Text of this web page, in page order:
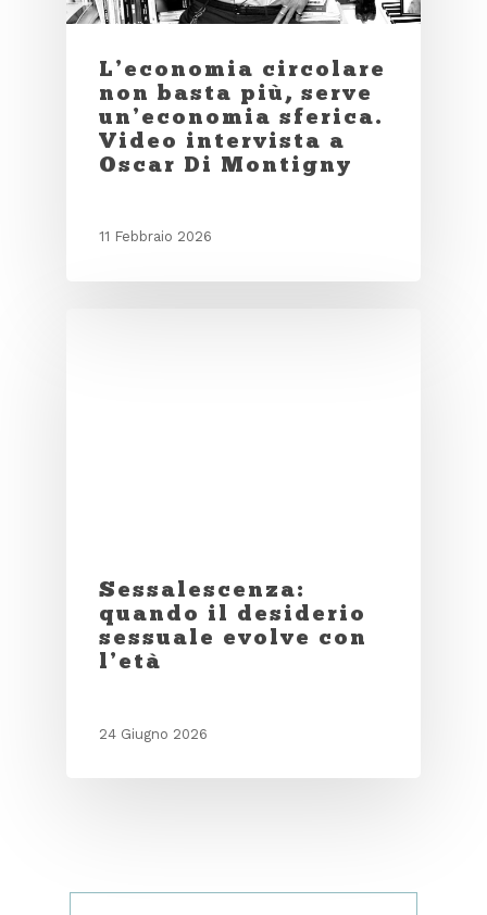
L’economia circolare
non basta più, serve
un’economia sferica.
Video intervista a
Oscar Di Montigny
11 Febbraio 2026
Sessalescenza:
quando il desiderio
sessuale evolve con
l’età
24 Giugno 2026